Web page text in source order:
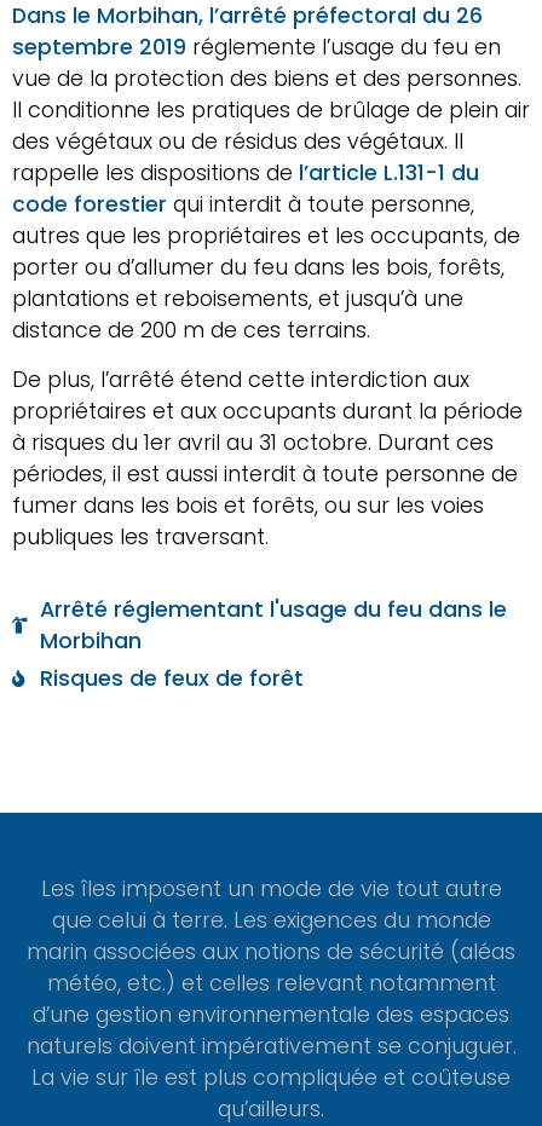
Dans le Morbihan, l’arrêté préfectoral du 26
septembre 2019 réglemente l’usage du feu en
vue de la protection des biens et des personnes.
Il conditionne les pratiques de brûlage de plein air
des végétaux ou de résidus des végétaux. Il
rappelle les dispositions de l’article L.131-1 du
code forestier qui interdit à toute personne,
autres que les propriétaires et les occupants, de
porter ou d’allumer du feu dans les bois, forêts,
plantations et reboisements, et jusqu’à une
distance de 200 m de ces terrains.
De plus, l’arrêté étend cette interdiction aux
propriétaires et aux occupants durant la période
à risques du 1er avril au 31 octobre. Durant ces
périodes, il est aussi interdit à toute personne de
fumer dans les bois et forêts, ou sur les voies
publiques les traversant.
Arrêté réglementant l'usage du feu dans le
Morbihan
Risques de feux de forêt
Les îles imposent un mode de vie tout autre
que celui à terre. Les exigences du monde
marin associées aux notions de sécurité (aléas
météo, etc.) et celles relevant notamment
d’une gestion environnementale des espaces
naturels doivent impérativement se conjuguer.
La vie sur île est plus compliquée et coûteuse
qu’ailleurs.